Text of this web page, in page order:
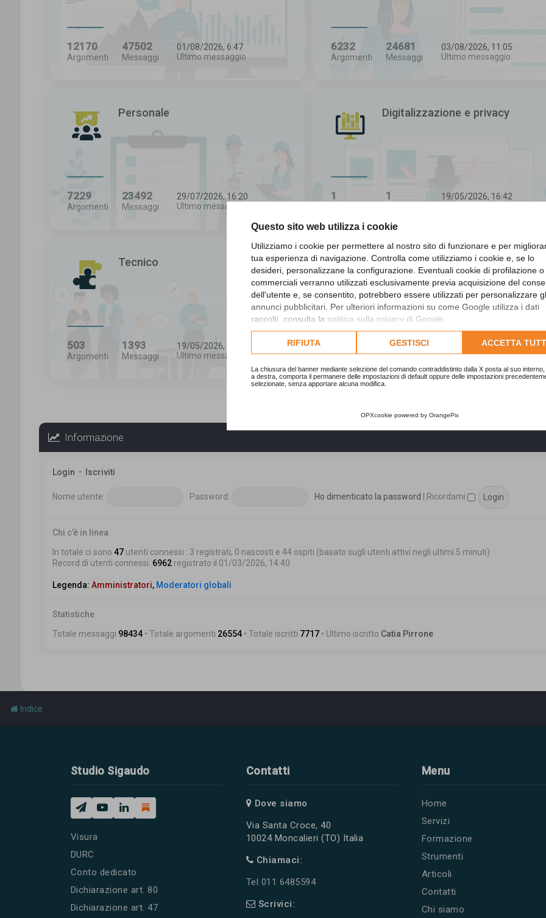
Questo sito web utilizza i cookie
Utilizziamo i cookie per permettere al nostro sito di funzionare e per
tua esperienza di navigazione. Controlla come utilizziamo i cookie e, se lo
desideri, personalizzane la configurazione. Eventuali cookie di profilazione o
commerciali verranno utilizzati esclusivamente previa acquisizione del
dell'utente e, se consentito, potrebbero essere utilizzati per personalizzare
annunci pubblicitari. Per ulteriori informazioni su come Google utilizza i dati
raccolti, consulta la politica sulla privacy di Google
Consulta l'informativa cookie completa.
RIFIUTA GESTISCI ACCETTA
La chiusura del banner mediante selezione del comando contraddistinto dalla X posta al suo interno,
a destra, comporta il permanere delle impostazioni di default oppure delle impostazioni
selezionate, senza apportare alcuna modifica.
OPXcookie powered by OrangePix
12170
Argomenti
47502
Messaggi
01/08/2026, 6:47
Ultimo messaggio
6232
Argomenti
24681
Messaggi
03/08/2026, 11:05
Ultimo messaggio
Personale
7229
Argomenti
23492
Messaggi
29/07/2026, 16:20
Ultimo messaggio
Digitalizzazione e privacy
1 1
19/05/2026, 16:42
Tecnico
503
Argomenti
1393
Messaggi
19/05/2026, 16:43
Ultimo messaggio
Revisori dei conti
Argomenti
1156
Messaggi
19/05/2026, 16:43
Ultimo messaggio
Informazione
Login • Iscriviti
Nome utente: Password: Ho dimenticato la password Ricordami
Chi c’è in linea
In totale ci sono 47utenti connessi : 3 registrati, 0 nascosti e 44 ospiti (basato sugli utenti attivi negli ultimi 5 minuti)
Record di utenti connessi: 6962registrato il 01/03/2026, 14:40
Legenda: Amministratori, Moderatori globali
Statistiche
Totale messaggi 98434• Totale argomenti 26554• Totale iscritti 7717• Ultimo iscritto Catia Pirrone
Indice
Studio Sigaudo
Visura
DURC
Conto dedicato
Dichiarazione art. 80
Dichiarazione art. 47
Contatti
Dove siamo
Via Santa Croce, 40
10024 Moncalieri (TO) Italia
Chiamaci:
Tel 011 6485594
Scrivici:
Menu
Home
Servizi
Formazione
Strumenti
Articoli
Contatti
Chi siamo